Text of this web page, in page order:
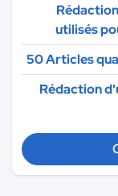
utilisés
50 Articles
Rédaction